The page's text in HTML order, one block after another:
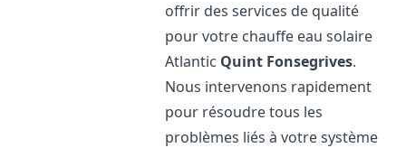
offrir des services de qualité
pour votre chauffe eau solaire
Atlantic Quint Fonsegrives.
Nous intervenons rapidement
pour résoudre tous les
problèmes liés à votre système